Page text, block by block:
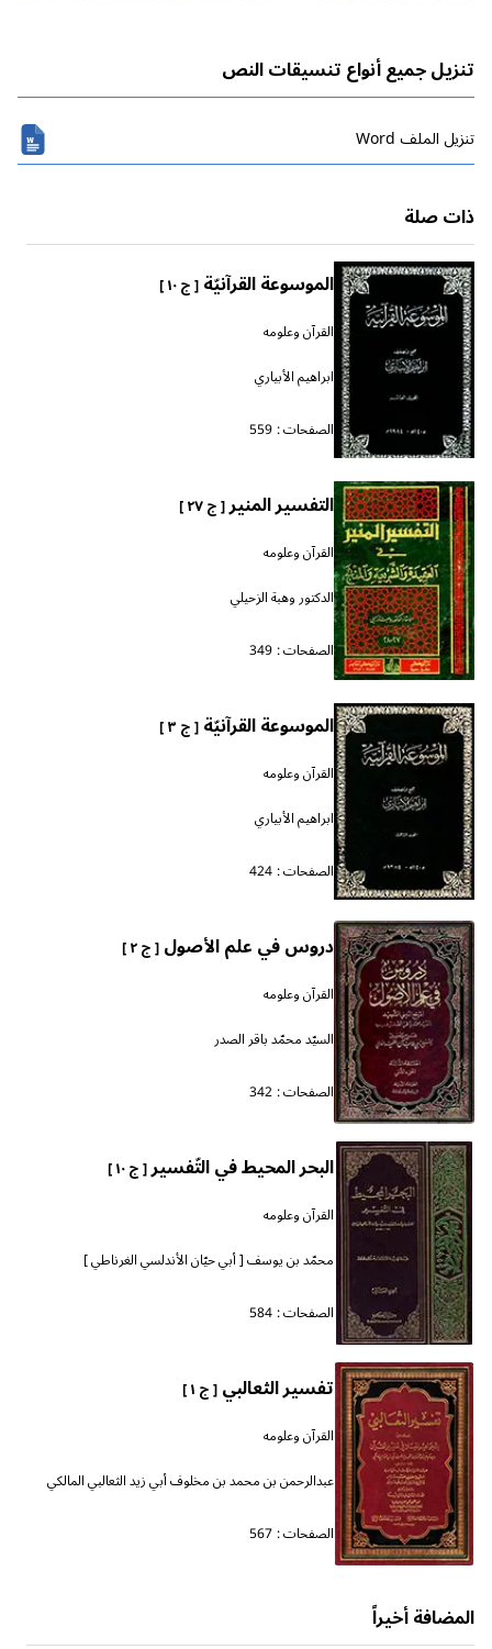
تنزيل جميع أنواع تنسيقات النص
تنزیل الملف Word
ذات صلة
الموسوعة القرآنيّة[ ج ١٠ ]
القرآن وعلومه
ابراهيم الأبياري
الصفحات : 559
التفسير المنير[ ج ٢٧ ]
القرآن وعلومه
الدكتور وهبة الزحيلي
الصفحات : 349
الموسوعة القرآنيّة[ ج ٣ ]
القرآن وعلومه
ابراهيم الأبياري
الصفحات : 424
دروس في علم الأصول[ ج ٢ ]
القرآن وعلومه
السيّد محمّد باقر الصدر
الصفحات : 342
البحر المحيط في التّفسير[ ج ١٠ ]
القرآن وعلومه
محمّد بن يوسف [ أبي حيّان الأندلسي الغرناطي ]
الصفحات : 584
تفسير الثعالبي[ ج ١ ]
القرآن وعلومه
عبدالرحمن بن محمد بن مخلوف أبي زيد الثعالبي المالكي
الصفحات : 567
المضافة أخيراً